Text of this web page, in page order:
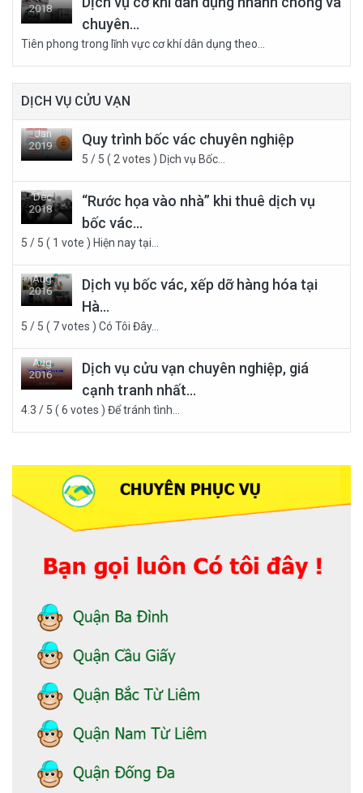
2018
21
chuyên...
Tiên phong trong lĩnh vực cơ khí dân dụng theo...
DỊCH VỤ CỬU VẠN
Jan
2019
Quy trình bốc vác chuyên nghiệp
5 / 5 ( 2 votes ) Dịch vụ Bốc...
Dec
2018
28
“Rước họa vào nhà” khi thuê dịch vụ
bốc vác...
5 / 5 ( 1 vote ) Hiện nay tại...
Aug
2016
30
Dịch vụ bốc vác, xếp dỡ hàng hóa tại
Hà...
5 / 5 ( 7 votes ) Có Tôi Đây...
Aug
2016
26
Dịch vụ cửu vạn chuyên nghiệp, giá
cạnh tranh nhất...
4.3 / 5 ( 6 votes ) Để tránh tình...